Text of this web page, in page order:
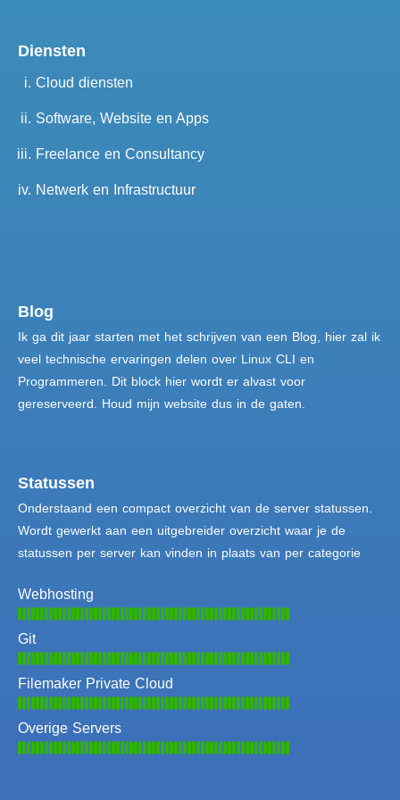
Diensten
Cloud diensten
Software, Website en Apps
Freelance en Consultancy
Netwerk en Infrastructuur
Blog
Ik ga dit jaar starten met het schrijven van een Blog, hier zal ik
veel technische ervaringen delen over Linux CLI en
Programmeren. Dit block hier wordt er alvast voor
gereserveerd. Houd mijn website dus in de gaten.
Statussen
Onderstaand een compact overzicht van de server statussen.
Wordt gewerkt aan een uitgebreider overzicht waar je de
statussen per server kan vinden in plaats van per categorie
Webhosting
Git
Filemaker Private Cloud
Overige Servers